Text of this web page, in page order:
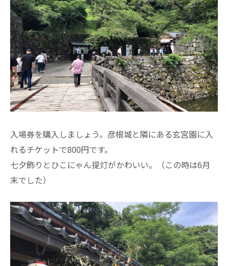
入場券を購入しましょう。彦根城と隣にある玄宮園に入
れるチケットで800円です。
七夕飾りとひこにゃん提灯がかわいい。（この時は6月
末でした）